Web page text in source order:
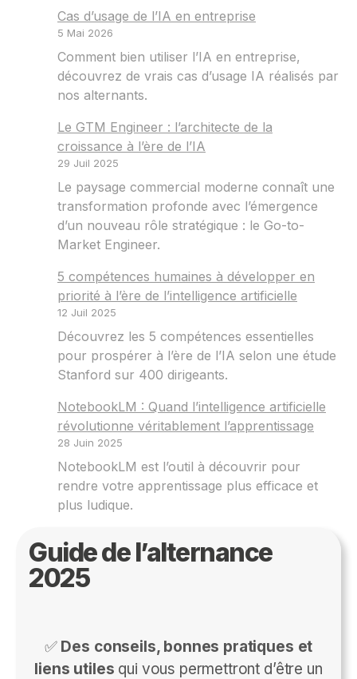
Cas d’usage de l’IA en entreprise
5 Mai 2026
Comment bien utiliser l’IA en entreprise,
découvrez de vrais cas d’usage IA réalisés par
nos alternants.
Le GTM Engineer : l’architecte de la
croissance à l’ère de l’IA
29 Juil 2025
Le paysage commercial moderne connaît une
transformation profonde avec l’émergence
d’un nouveau rôle stratégique : le Go-to-
Market Engineer.
5 compétences humaines à développer en
priorité à l’ère de l’intelligence artificielle
12 Juil 2025
Découvrez les 5 compétences essentielles
pour prospérer à l’ère de l’IA selon une étude
Stanford sur 400 dirigeants.
NotebookLM : Quand l’intelligence artificielle
révolutionne véritablement l’apprentissage
28 Juin 2025
NotebookLM est l’outil à découvrir pour
rendre votre apprentissage plus efficace et
plus ludique.
Guide de l’alternance
2025
✅ Des conseils, bonnes pratiques et
liens utiles qui vous permettront d’être un